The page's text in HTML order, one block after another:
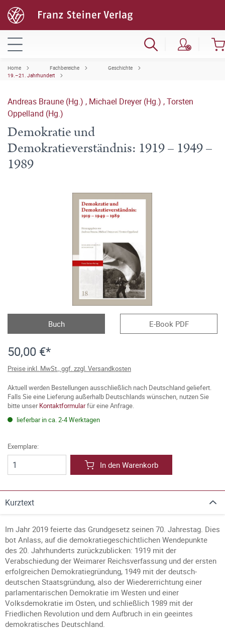
Home Fachbereiche
Geschichte
19.–21. Jahrhundert
Andreas Braune (Hg.) , Michael Dreyer (Hg.) ,Torsten
Oppelland (Hg.)
Demokratie und
Demokratieverständnis: 1919 – 1949 –
1989
Buch E-Book PDF
50,00 €*
Preise inkl. MwSt., ggf. zzgl. Versandkosten
Aktuell werden Bestellungen ausschließlich nach Deutschland geliefert.
Falls Sie eine Lieferung außerhalb Deutschlands wünschen, nutzen Sie
bitte unserKontaktformularfür eine Anfrage.
lieferbar in ca. 2-4 Werktagen
Exemplare:
In den Warenkorb
Kurztext
Im Jahr 2019 feierte das Grundgesetz seinen 70. Jahrestag. Dies
bot Anlass, auf die demokratiegeschichtlichen Wendepunkte
des 20. Jahrhunderts zurückzublicken: 1919 mit der
Verabschiedung der Weimarer Reichsverfassung und der ersten
erfolgreichen Demokratiegründung, 1949 mit der deutsch-
deutschen Staatsgründung, also der Wiedererrichtung einer
parlamentarischen Demokratie im Westen und einer
Volksdemokratie im Osten, und schließlich 1989 mit der
Friedlichen Revolution und dem Aufbruch in ein geeintes
demokratisches Deutschland.